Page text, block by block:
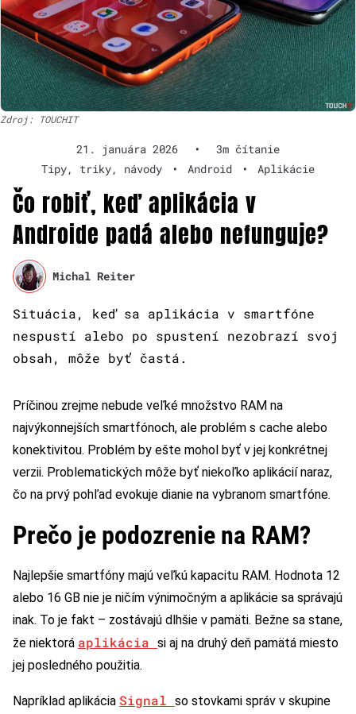
Zdroj: TOUCHIT
21. januára 2026 •
3m čítanie
Tipy, triky, návody
• Android • Aplikácie
Čo robiť, keď aplikácia v
Androide padá alebo nefunguje?
Michal Reiter
Situácia, keď sa aplikácia v smartfóne
nespustí alebo po spustení nezobrazí svoj
obsah, môže byť častá.
Príčinou zrejme nebude veľké množstvo RAM na
najvýkonnejších smartfónoch, ale problém s cache alebo
konektivitou. Problém by ešte mohol byť v jej konkrétnej
verzii. Problematických môže byť niekoľko aplikácií naraz,
čo na prvý pohľad evokuje dianie na vybranom smartfóne.
Prečo je podozrenie na RAM?
Najlepšie smartfóny majú veľkú kapacitu RAM. Hodnota 12
alebo 16 GB nie je ničím výnimočným a aplikácie sa správajú
inak. To je fakt – zostávajú dlhšie v pamäti. Bežne sa stane,
že niektorá aplikácia si aj na druhý deň pamätá miesto
jej posledného použitia.
Napríklad aplikácia Signal so stovkami správ v skupine